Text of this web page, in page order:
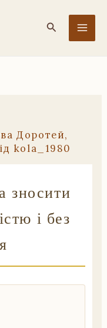
Пошук
Доротей,
kola_1980
зносити
і без